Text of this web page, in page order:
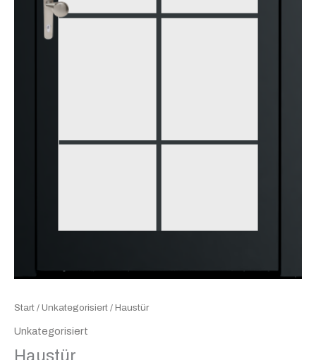
Start / Unkategorisiert / Haustür
Unkategorisiert
Haustür